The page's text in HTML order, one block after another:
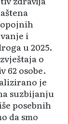
i
u 2025.
o
62 osobe.
je
suzbijanju
posebnih
da smo